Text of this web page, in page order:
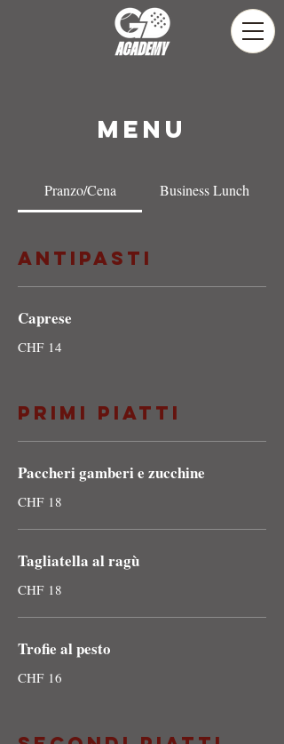
Menu
Pranzo/Cena Business Lunch
Antipasti
Caprese
CHF 14
Primi piatti
Paccheri gamberi e zucchine
CHF 18
Tagliatella al ragù
CHF 18
Trofie al pesto
CHF 16